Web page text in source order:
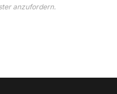
anzufordern.